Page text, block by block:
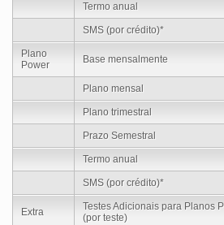
Termo anual
SMS (por crédito)*
Plano
Power
Base mensalmente
Plano mensal
Plano trimestral
Prazo Semestral
Termo anual
SMS (por crédito)*
Extra
Testes Adicionais para Planos
(por teste)